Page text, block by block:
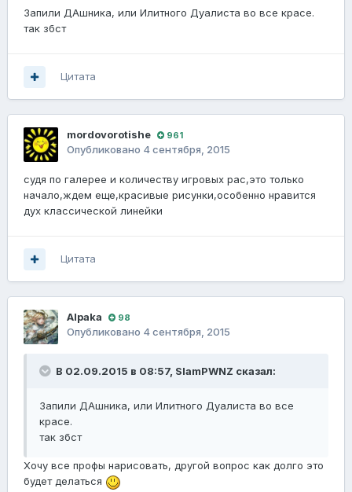
Запили ДАшника, или Илитного Дуалиста во все красе.
так збст
Цитата
mordovorotishe 961
Опубликовано 4 сентября, 2015
судя по галерее и количеству игровых рас,это только
начало,ждем еще,красивые рисунки,особенно нравится
дух классической линейки
Цитата
Alpaka 98
Опубликовано 4 сентября, 2015
В 02.09.2015 в 08:57, SlamPWNZ сказал:
Запили ДАшника, или Илитного Дуалиста во все
красе.
так збст
Хочу все профы нарисовать, другой вопрос как долго это
будет делаться